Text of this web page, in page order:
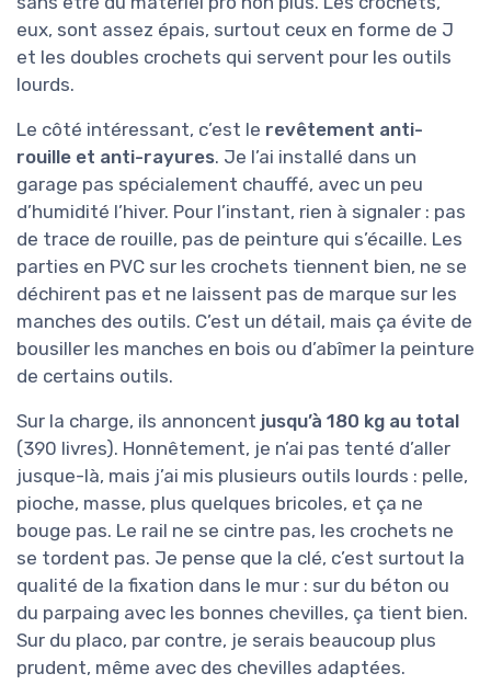
eux, sont assez épais, surtout ceux en forme de J
et les doubles crochets qui servent pour les outils
lourds.
Le côté intéressant, c’est le revêtement anti-
rouille et anti-rayures. Je l’ai installé dans un
garage pas spécialement chauffé, avec un peu
d’humidité l’hiver. Pour l’instant, rien à signaler : pas
de trace de rouille, pas de peinture qui s’écaille. Les
parties en PVC sur les crochets tiennent bien, ne se
déchirent pas et ne laissent pas de marque sur les
manches des outils. C’est un détail, mais ça évite de
bousiller les manches en bois ou d’abîmer la peinture
de certains outils.
Sur la charge, ils annoncent jusqu’à 180 kg au total
(390 livres). Honnêtement, je n’ai pas tenté d’aller
jusque-là, mais j’ai mis plusieurs outils lourds : pelle,
pioche, masse, plus quelques bricoles, et ça ne
bouge pas. Le rail ne se cintre pas, les crochets ne
se tordent pas. Je pense que la clé, c’est surtout la
qualité de la fixation dans le mur : sur du béton ou
du parpaing avec les bonnes chevilles, ça tient bien.
Sur du placo, par contre, je serais beaucoup plus
prudent, même avec des chevilles adaptées.